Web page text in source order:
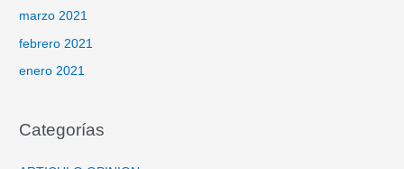
marzo 2021
febrero 2021
enero 2021
Categorías